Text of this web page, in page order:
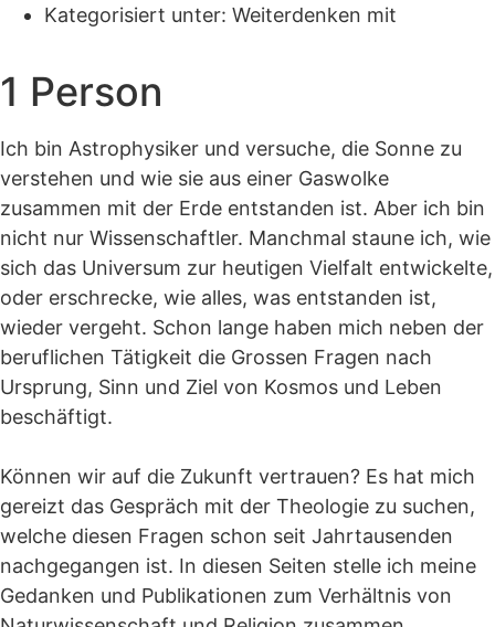
Kategorisiert unter: Weiterdenken mit
1 Person
Ich bin Astrophysiker und versuche, die Sonne zu
verstehen und wie sie aus einer Gaswolke
zusammen mit der Erde entstanden ist. Aber ich bin
nicht nur Wissenschaftler. Manchmal staune ich, wie
sich das Universum zur heutigen Vielfalt entwickelte,
oder erschrecke, wie alles, was entstanden ist,
wieder vergeht. Schon lange haben mich neben der
beruflichen Tätigkeit die Grossen Fragen nach
Ursprung, Sinn und Ziel von Kosmos und Leben
beschäftigt.
Können wir auf die Zukunft vertrauen? Es hat mich
gereizt das Gespräch mit der Theologie zu suchen,
welche diesen Fragen schon seit Jahrtausenden
nachgegangen ist. In diesen Seiten stelle ich meine
Gedanken und Publikationen zum Verhältnis von